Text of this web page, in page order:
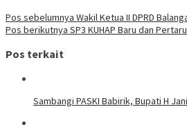
Pos sebelumnya Wakil Ketua II DPRD
Pos berikutnya SP3 KUHAP Baru dan
Pos terkait
Sambangi PASKI Babirik, Bupati H